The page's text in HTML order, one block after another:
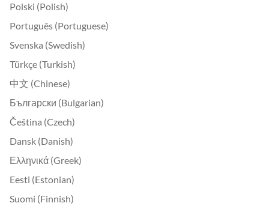
Polski (Polish)
Português (Portuguese)
Svenska (Swedish)
Türkçe (Turkish)
中文 (Chinese)
Български (Bulgarian)
Čeština (Czech)
Dansk (Danish)
Ελληνικά (Greek)
Eesti (Estonian)
Suomi (Finnish)